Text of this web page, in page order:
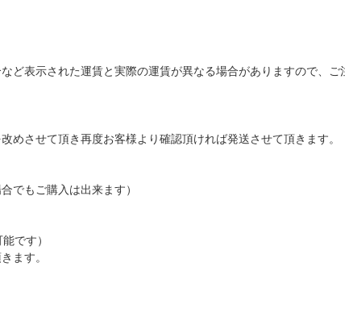
表示された運賃と実際の運賃が異なる場合がありますので、ご
めさせて頂き再度お客様より確認頂ければ発送させて頂きます。
でもご購入は出来ます）
です）
ます。